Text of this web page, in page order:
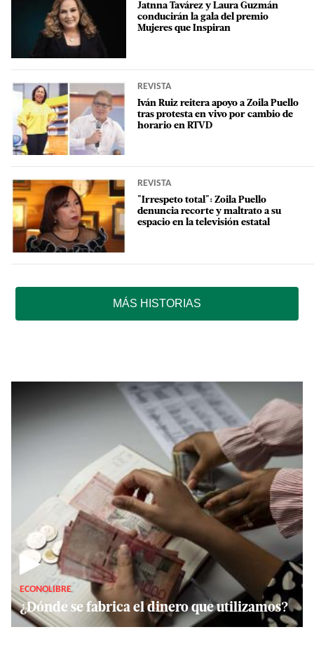
Jatnna Tavárez y Laura Guzmán
conducirán la gala del premio
Mujeres que Inspiran
REVISTA
Iván Ruiz reitera apoyo a Zoila Puello
tras protesta en vivo por cambio de
horario en RTVD
REVISTA
"Irrespeto total": Zoila Puello
denuncia recorte y maltrato a su
espacio en la televisión estatal
MÁS HISTORIAS
▶
ECONOLIBRE
¿Dónde se fabrica el dinero que utilizamos?